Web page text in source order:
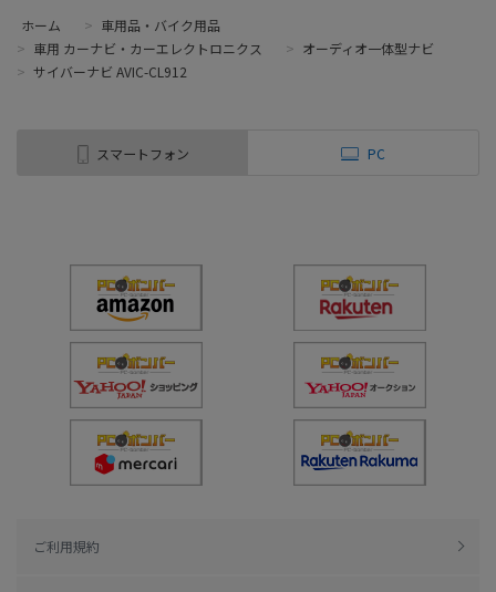
ホーム > 車用品・バイク用品
> 車用 カーナビ・カーエレクトロニクス > オーディオ一体型ナビ
> サイバーナビ AVIC-CL912
スマートフォン PC
ご利用規約